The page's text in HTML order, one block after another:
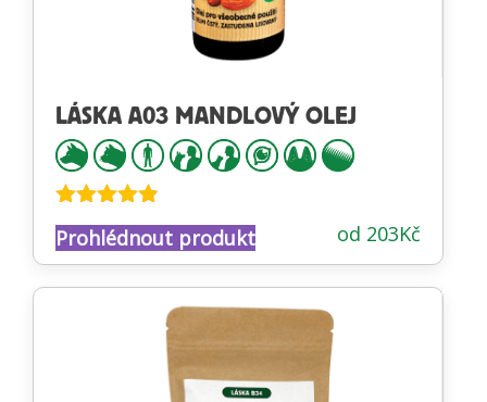
LÁSKA A03 MANDLOVÝ OLEJ
Hodnocení
4.81z 5 od 203Kč
Prohlédnout produkt